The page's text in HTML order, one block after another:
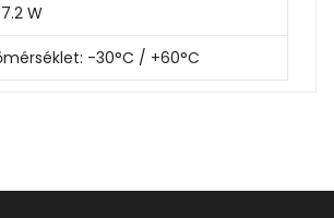
7.2 W
-30°C / +60°C